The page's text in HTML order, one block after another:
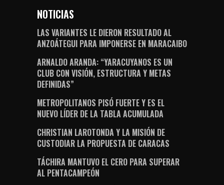
NOTICIAS
LAS VARIANTES LE DIERON RESULTADO AL
ANZOÁTEGUI PARA IMPONERSE EN MARACAIBO
ARNALDO ARANDA: “YARACUYANOS ES UN
CLUB CON VISIÓN, ESTRUCTURA Y METAS
DEFINIDAS”
METROPOLITANOS PISÓ FUERTE Y ES EL
NUEVO LÍDER DE LA TABLA ACUMULADA
CHRISTIAN LAROTONDA Y LA MISIÓN DE
CUSTODIAR LA PROPUESTA DE CARACAS
TÁCHIRA MANTUVO EL CERO PARA SUPERAR
AL PENTACAMPEÓN